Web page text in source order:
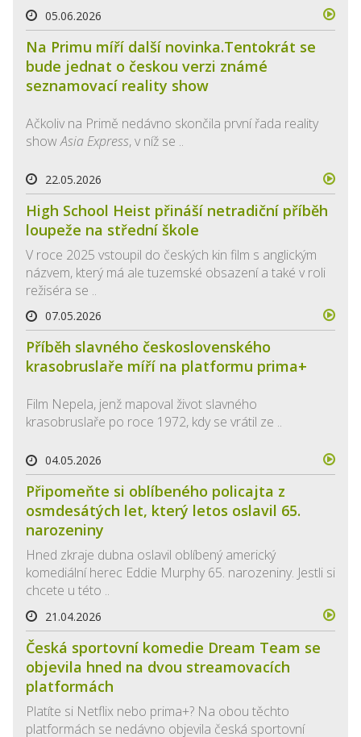
05.06.2026
Na Primu míří další novinka.Tentokrát se
bude jednat o českou verzi známé
seznamovací reality show
Ačkoliv na Primě nedávno skončila první řada reality
showAsia Express, v níž se ..
22.05.2026
High School Heist přináší netradiční příběh
loupeže na střední škole
V roce 2025 vstoupil do českých kin film s anglickým
názvem, který má ale tuzemské obsazení a také v roli
režiséra se ..
07.05.2026
Příběh slavného československého
krasobruslaře míří na platformu prima+
Film Nepela, jenž mapoval život slavného
krasobruslaře po roce 1972, kdy se vrátil ze ..
04.05.2026
Připomeňte si oblíbeného policajta z
osmdesátých let, který letos oslavil 65.
narozeniny
Hned zkraje dubna oslavil oblíbený americký
komediální herec Eddie Murphy 65. narozeniny. Jestli si
chcete u této ..
21.04.2026
Česká sportovní komedie Dream Team se
objevila hned na dvou streamovacích
platformách
Platíte si Netflix nebo prima+? Na obou těchto
platformách se nedávno objevila česká sportovní